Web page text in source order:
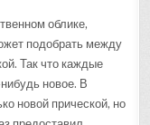
облике,
подобрать между
Так что каждые
новое. В
новой прической, но